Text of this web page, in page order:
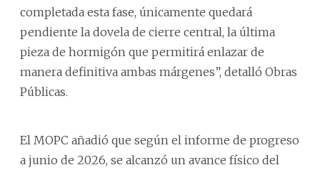
completada esta fase, únicamente quedará
pendiente la dovela de cierre central, la última
pieza de hormigón que permitirá enlazar de
manera definitiva ambas márgenes”, detalló Obras
Públicas.
El MOPC añadió que según el informe de progreso
a junio de 2026, se alcanzó un avance físico del